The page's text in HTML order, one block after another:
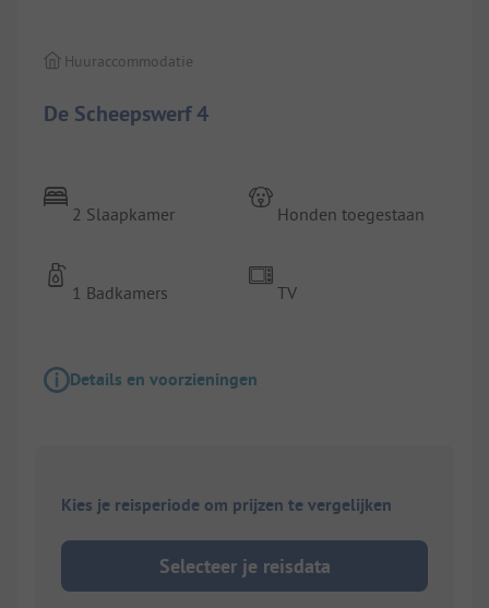
De Scheepswerf 4
Huuraccommodatie
2 Slaapkamer
1 Badkamers
Honden toegestaan
TV
Details en voorzieningen
Kies je reisperiode om prijzen te vergelijken
Selecteer je reisdata